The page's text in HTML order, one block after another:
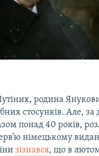
родина
стосунків. Але, за
понад 40 років,
німецькому
зізнався, що в